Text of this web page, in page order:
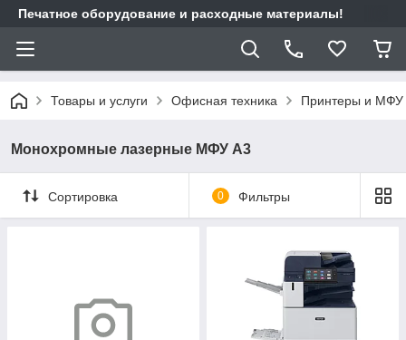
Печатное оборудование и расходные материалы!
Товары и услуги Офисная техника Принтеры и МФУ
Монохромные лазерные МФУ А3
Сортировка 0 Фильтры